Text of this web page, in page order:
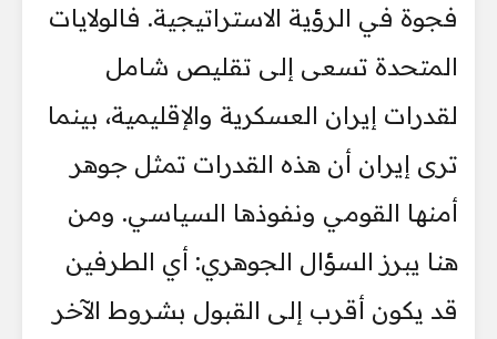
فجوة في الرؤية الاستراتيجية. فالولايات
المتحدة تسعى إلى تقليص شامل
لقدرات إيران العسكرية والإقليمية، بينما
ترى إيران أن هذه القدرات تمثل جوهر
أمنها القومي ونفوذها السياسي. ومن
هنا يبرز السؤال الجوهري: أي الطرفين
قد يكون أقرب إلى القبول بشروط الآخر